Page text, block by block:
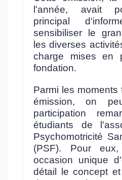
l'année, avait
principal
sensibiliser le
les diverses
charge mises en
fondation.
Parmi les moments
émission, on
participation
étudiants de
Psychomotricité
(PSF). Pour
occasion unique
détail le concept